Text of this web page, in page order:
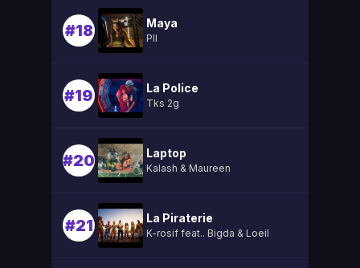
#18 Maya
Pll
#19 La Police
Tks 2g
#20 Laptop
Kalash & Maureen
#21 La Piraterie
K-rosif feat.. Bigda & Loeil